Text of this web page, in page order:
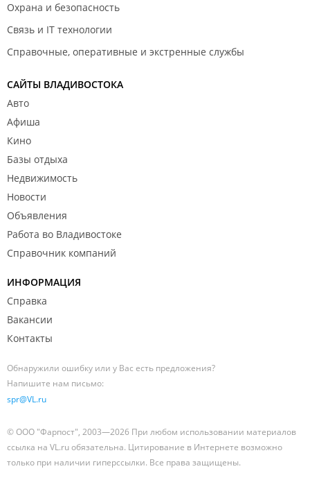
Охрана и безопасность
Связь и IT технологии
Справочные, оперативные и экстренные службы
САЙТЫ ВЛАДИВОСТОКА
Авто
Афиша
Кино
Базы отдыха
Недвижимость
Новости
Объявления
Работа во Владивостоке
Справочник компаний
ИНФОРМАЦИЯ
Справка
Вакансии
Контакты
Обнаружили ошибку или у Вас есть предложения?
Напишите нам письмо:
spr@VL.ru
© ООО "Фарпост", 2003—2026 При любом использовании материалов
ссылка на VL.ru обязательна. Цитирование в Интернете возможно
только при наличии гиперссылки. Все права защищены.